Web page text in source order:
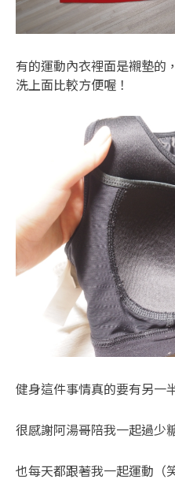
有的運動內衣裡面是襯墊的
洗上面比較方便喔！
健身這件事情真的要有另一
很感謝阿湯哥陪我一起過少
也每天都跟著我一起運動（笑